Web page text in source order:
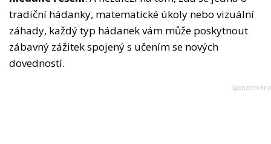
tradiční hádanky, matematické úkoly nebo vizuální
záhady, každý typ hádanek vám může poskytnout
zábavný zážitek spojený s učením se nových
dovedností.